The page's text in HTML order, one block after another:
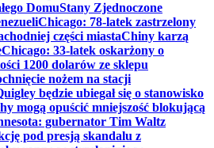
DomuStany Zjednoczone
Chicago: 78-latek zastrzelony
części miastaChiny karzą
Chicago: 33-latek oskarżony o
1200 dolarów ze sklepu
nożem na stacji
będzie ubiegał się o stanowisko
mogą opuścić mniejszość blokującą
gubernator Tim Waltz
pod presją skandalu z